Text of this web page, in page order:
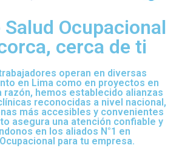
Ocupacional
cerca de ti
operan en diversas
en Lima como en proyectos en
razón, hemos establecido alianzas
reconocidas a nivel nacional,
más accesibles y convenientes
asegura una atención confiable y
en los aliados N°1 en
para tu empresa.